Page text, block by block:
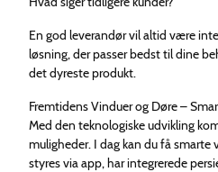
En god leverandør vil altid være
løsning, der passer bedst til dine
det dyreste produkt.
Fremtidens Vinduer og Døre –
Med den teknologiske udvikling
muligheder. I dag kan du få smarte
styres via app, har integrerede